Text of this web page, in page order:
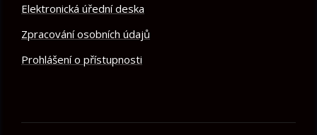
Elektronická úřední deska
Zpracování osobních údajů
Prohlášení o přístupnosti